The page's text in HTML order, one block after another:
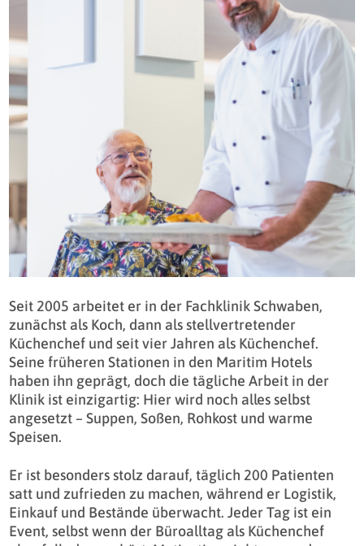
Seit 2005 arbeitet er in der Fachklinik Schwaben,
zunächst als Koch, dann als stellvertretender
Küchenchef und seit vier Jahren als Küchenchef.
Seine früheren Stationen in den Maritim Hotels
haben ihn geprägt, doch die tägliche Arbeit in der
Klinik ist einzigartig: Hier wird noch alles selbst
angesetzt – Suppen, Soßen, Rohkost und warme
Speisen.
Er ist besonders stolz darauf, täglich 200 Patienten
satt und zufrieden zu machen, während er Logistik,
Einkauf und Bestände überwacht. Jeder Tag ist ein
Event, selbst wenn der Büroalltag als Küchenchef